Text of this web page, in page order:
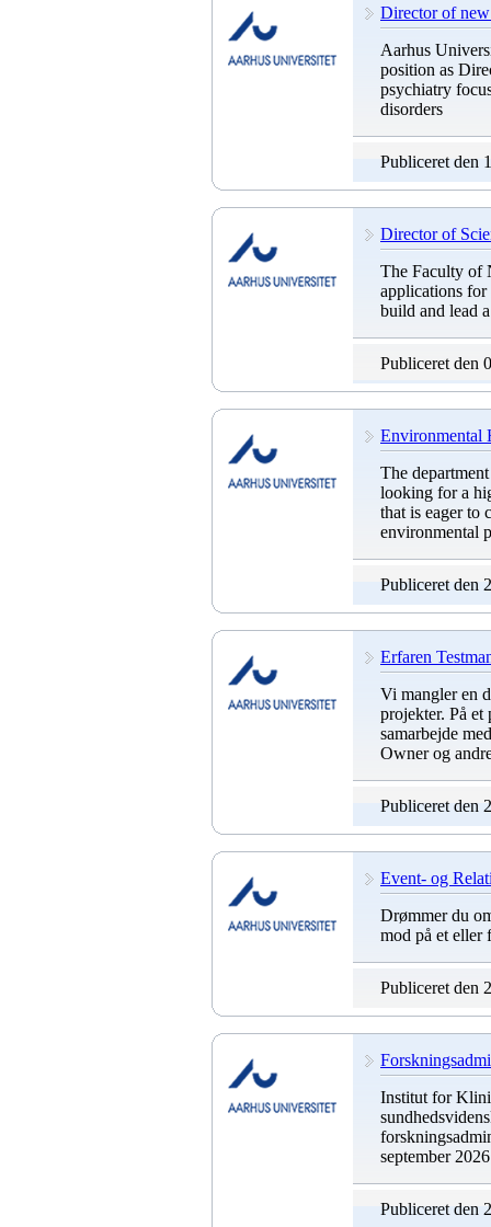
Director of
Aarhus
position as
psychiatry
disorders
Publiceret den
Director of
The Faculty of
applications
build and lead
Publiceret den
Environmental
The
looking for a
that is eager to
environmental
Publiceret den
Erfaren
Vi mangler en
projekter. På
samarbejde
Owner og
Publiceret den
Event- og
Drømmer du
mod på et eller
Publiceret den
Institut for
september
Publiceret den